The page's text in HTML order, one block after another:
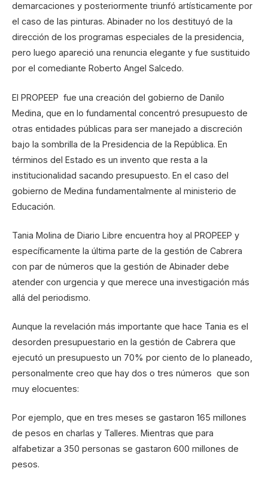
demarcaciones y posteriormente triunfó artísticamente por
el caso de las pinturas. Abinader no los destituyó de la
dirección de los programas especiales de la presidencia,
pero luego apareció una renuncia elegante y fue sustituido
por el comediante Roberto Angel Salcedo.
El PROPEEP fue una creación del gobierno de Danilo
Medina, que en lo fundamental concentró presupuesto de
otras entidades públicas para ser manejado a discreción
bajo la sombrilla de la Presidencia de la República. En
términos del Estado es un invento que resta a la
institucionalidad sacando presupuesto. En el caso del
gobierno de Medina fundamentalmente al ministerio de
Educación.
Tania Molina de Diario Libre encuentra hoy al PROPEEP y
específicamente la última parte de la gestión de Cabrera
con par de números que la gestión de Abinader debe
atender con urgencia y que merece una investigación más
allá del periodismo.
Aunque la revelación más importante que hace Tania es el
desorden presupuestario en la gestión de Cabrera que
ejecutó un presupuesto un 70% por ciento de lo planeado,
personalmente creo que hay dos o tres números que son
muy elocuentes:
Por ejemplo, que en tres meses se gastaron 165 millones
de pesos en charlas y Talleres. Mientras que para
alfabetizar a 350 personas se gastaron 600 millones de
pesos.